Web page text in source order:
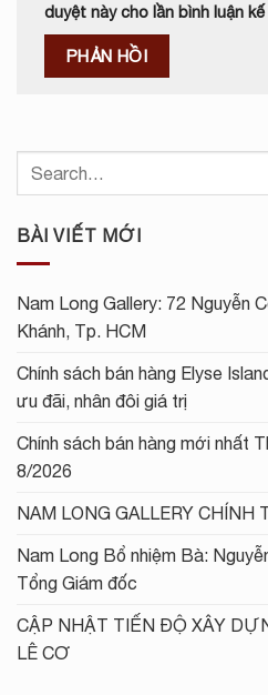
duyệt này cho lần bình luận
BÀI VIẾT MỚI
Nam Long Gallery: 72 Nguyễn
Khánh, Tp. HCM
Chính sách bán hàng Elyse
ưu đãi, nhân đôi giá trị
Chính sách bán hàng mới nhất
8/2026
NAM LONG GALLERY
Nam Long Bổ nhiệm Bà:
Tổng Giám đốc
CẬP NHẬT TIẾN ĐỘ XÂY
LÊ CƠ